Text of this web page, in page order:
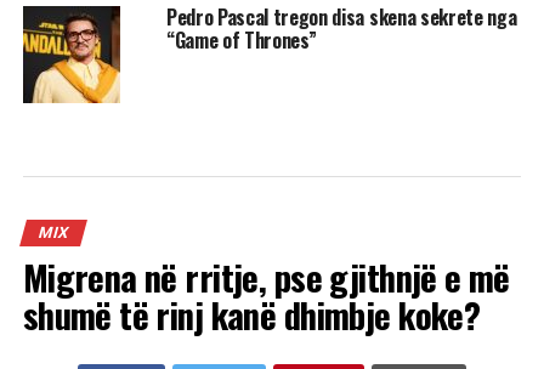
Pedro Pascal tregon disa skena sekrete nga
“Game of Thrones”
MIX
Migrena në rritje, pse gjithnjë e më
shumë të rinj kanë dhimbje koke?